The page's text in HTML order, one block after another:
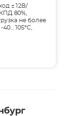
±12В/
80%,
не более